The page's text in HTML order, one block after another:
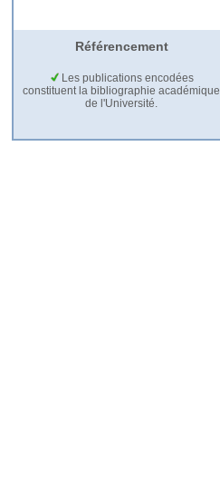
Référencement
Les publications encodées
constituent la bibliographie académique
de l'Université.